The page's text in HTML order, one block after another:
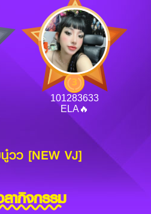
101283633
ELA🔥
วว [NEW VJ]
ลากิจกรรม